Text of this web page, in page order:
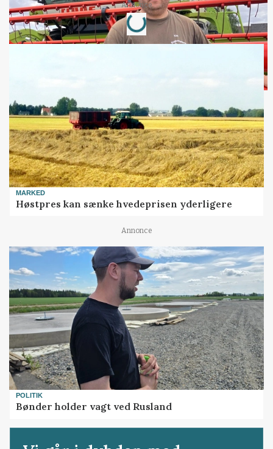
Annonce
Loading...
MARKED
Høstpres kan sænke hvedeprisen yderligere
Annonce
POLITIK
Bønder holder vagt ved Rusland